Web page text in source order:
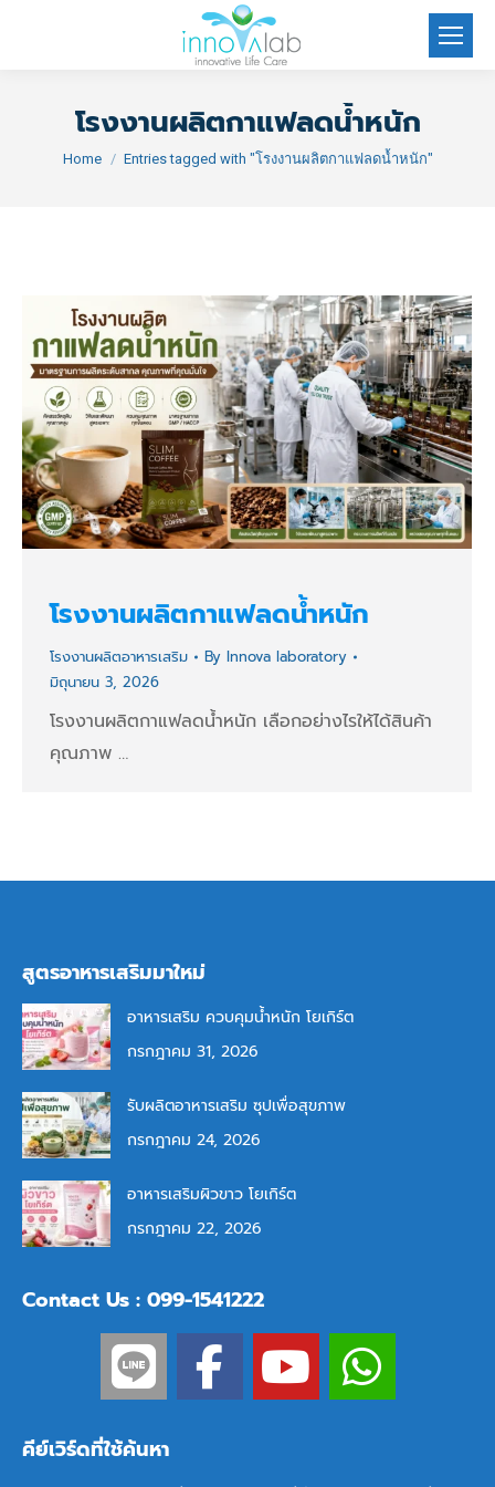
โรงงานผลิตกาแฟลดน้ำหนัก
You are here:
Home Entries tagged with "โรงงานผลิตกาแฟลดน้ำหนัก"
โรงงานผลิตกาแฟลดน้ำหนัก
โรงงานผลิตอาหารเสริม By Innova laboratory
มิถุนายน 3, 2026
โรงงานผลิตกาแฟลดน้ำหนัก เลือกอย่างไรให้ได้สินค้า
คุณภาพ …
สูตรอาหารเสริมมาใหม่
อาหารเสริม ควบคุมน้ำหนัก โยเกิร์ต
กรกฎาคม 31, 2026
รับผลิตอาหารเสริม ซุปเพื่อสุขภาพ
กรกฎาคม 24, 2026
อาหารเสริมผิวขาว โยเกิร์ต
กรกฎาคม 22, 2026
Contact Us : 099-1541222
คีย์เวิร์ดที่ใช้ค้นหา